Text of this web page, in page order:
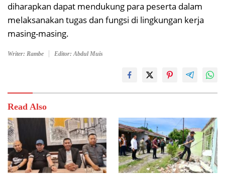
diharapkan dapat mendukung para peserta dalam
melaksanakan tugas dan fungsi di lingkungan kerja
masing-masing.
Writer: Rambe Editor: Abdul Muis
Read Also